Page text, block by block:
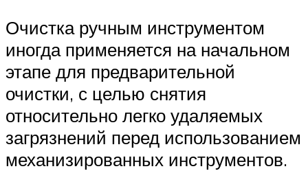
Очистка ручным инструментом
иногда применяется на начальном
этапе для предварительной
очистки, с целью снятия
относительно легко удаляемых
загрязнений перед использованием
механизированных инструментов.